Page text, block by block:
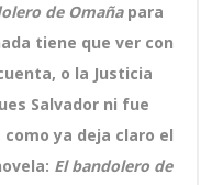
de Omañapara
tiene que ver con
o la Justicia
Salvador ni fue
ya deja claro el
El bandolero de